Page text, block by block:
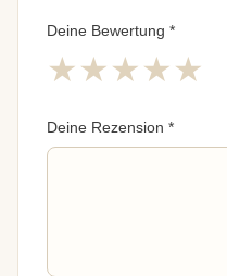
Deine Bewertung *
★★★★★
Deine Rezension *